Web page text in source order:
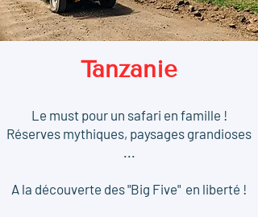
Tanzanie
Le must pour un safari en famille !
Réserves mythiques, paysages grandioses
...
A la découverte des "Big Five" en liberté !